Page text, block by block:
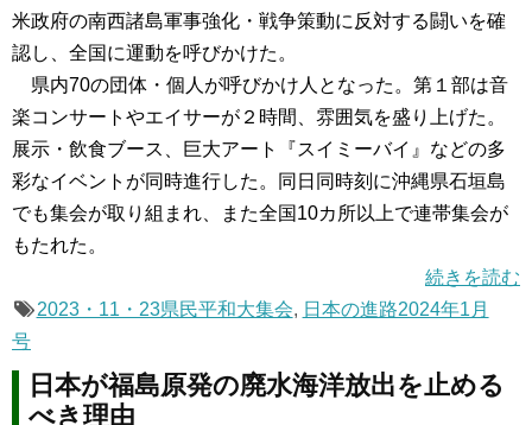
米政府の南西諸島軍事強化・戦争策動に反対する闘いを確
認し、全国に運動を呼びかけた。
県内70の団体・個人が呼びかけ人となった。第１部は音
楽コンサートやエイサーが２時間、雰囲気を盛り上げた。
展示・飲食ブース、巨大アート『スイミーバイ』などの多
彩なイベントが同時進行した。同日同時刻に沖縄県石垣島
でも集会が取り組まれ、また全国10カ所以上で連帯集会が
もたれた。
続きを読む
2023・11・23県民平和大集会, 日本の進路2024年1月
号
日本が福島原発の廃水海洋放出を止める
べき理由